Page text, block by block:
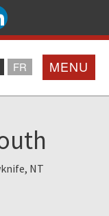
MENU
FR
NT